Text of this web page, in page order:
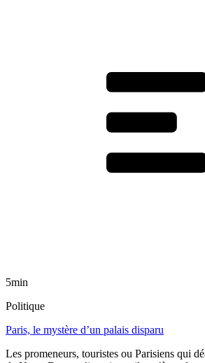
5min
Politique
Paris, le mystère d’un palais disparu
Les promeneurs, touristes ou Parisiens qui